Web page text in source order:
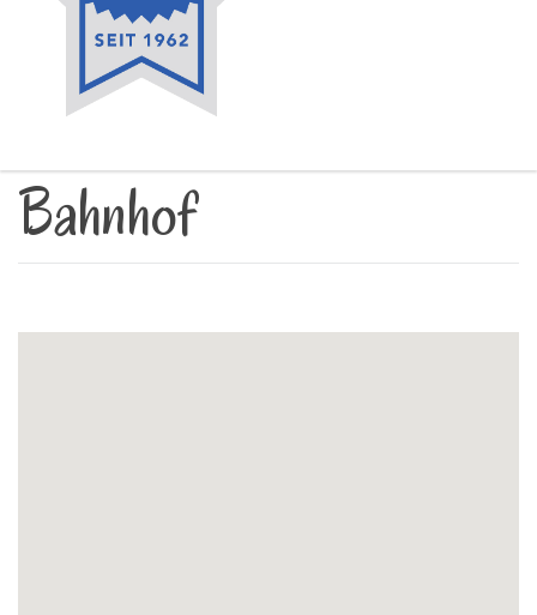
Bahnhof